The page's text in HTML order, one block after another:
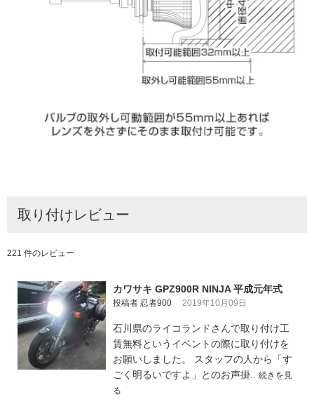
取り付けレビュー
221 件のレビュー
カワサキ GPZ900R NINJA 平成元年式
投稿者 忍者900 2019年10月09日
石川県のライコランドさんで取り付け工
賃無料というイベントの際に取り付けを
お願いしました。 スタッフの人から「す
ごく明るいですよ」とのお声掛.. 続きを見
る